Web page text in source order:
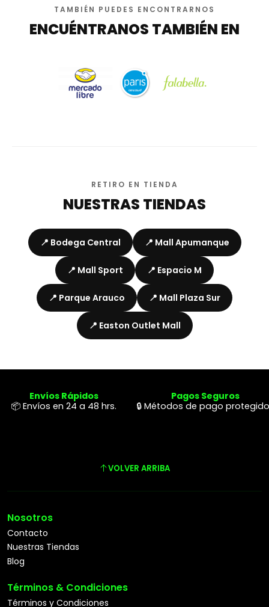
TAMBIÉN PUEDES ENCONTRARNOS
ENCUÉNTRANOS TAMBIÉN EN
RETIRO EN TIENDA
NUESTRAS TIENDAS
📍 Bodega Central 📍 Mall Apumanque
📍 Mall Sport 📍 Espacio M
📍 Parque Arauco 📍 Mall Plaza Sur
📍 Easton Outlet Mall
Envíos Rápidos
📦 Envíos en 24 a 48 hrs.
Pagos Seguros
🔒 Métodos de pago
VOLVER ARRIBA
Nosotros
Contacto
Nuestras Tiendas
Blog
Términos & Condiciones
Términos y Condiciones